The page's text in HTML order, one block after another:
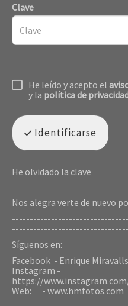
Clave
He leído y acepto el
y la política de
Identificarse
He olvidado la clave
Nos alegra verte de nuevo
Síguenos en:
Facebook - Enrique
Instagram -
https://
Web: - www.hmfotos.com